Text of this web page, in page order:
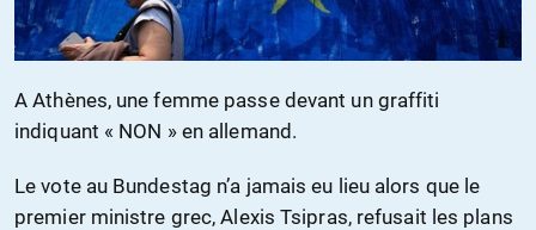
A Athènes, une femme passe devant un graffiti
indiquant « NON » en allemand.
Le vote au Bundestag n’a jamais eu lieu alors que le
premier ministre grec, Alexis Tsipras, refusait les plans